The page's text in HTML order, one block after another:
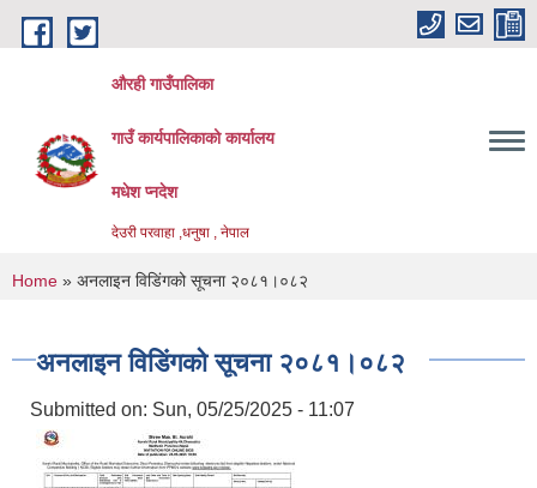
Skip to main content
औरही गाउँपालिका
गाउँ कार्यपालिकाको कार्यालय
मधेश प्नदेश
देउरी परवाहा ,धनुषा , नेपाल
You are here
Home » अनलाइन विडि‌ं‍गको सूचना २०८१।०८२
अनलाइन विडि‌ं‍गको सूचना २०८१।०८२
Submitted on: Sun, 05/25/2025 - 11:07